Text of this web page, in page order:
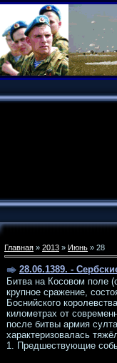
Главная » 2013 » Июнь » 28
28.06.1389. -
Битва на Косовом поле
крупное сражение,
Боснийского
километрах от
после битвы армия
характеризовалась
1. Предшествующие